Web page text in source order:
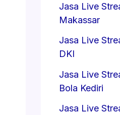
Jasa Live
Makassar
Jasa Live
DKI
Jasa Live
Bola Kediri
Jasa Live